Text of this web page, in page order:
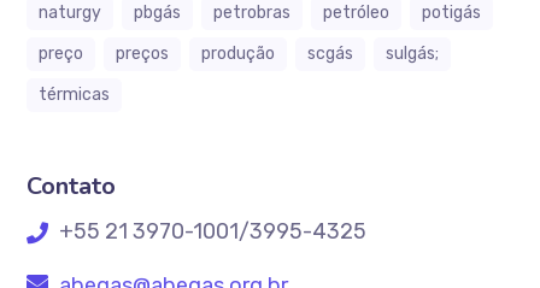
naturgy
pbgás petrobras petróleo
potigás
preço
preços produção scgás
sulgás;
térmicas
Contato
+55 21 3970-1001/3995-4325